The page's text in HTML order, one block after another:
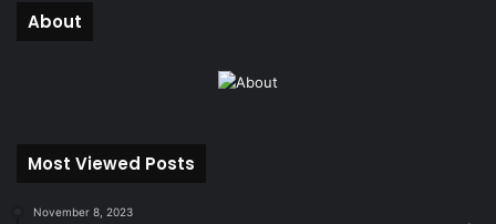
About
Most Viewed Posts
November 8, 2023